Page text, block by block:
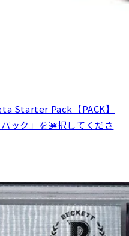
Starter Pack【PACK】
ック」を選択してくださ